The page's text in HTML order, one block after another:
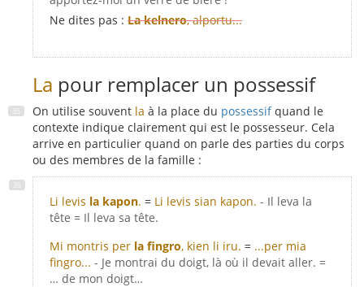
Ne dites pas : La kelnero, alportu...
La pour remplacer un possessif
On utilise souvent la à la place du possessifquand le
contexte indique clairement qui est le possesseur. Cela
arrive en particulier quand on parle des parties du corps
ou des membres de la famille :
Li levis la kapon. = Li levis sian kapon. - Il leva la
tête = Il leva sa tête.
Mi montris per la fingro, kien li iru. = ...per mia
fingro... - Je montrai du doigt, là où il devait aller. =
… de mon doigt…